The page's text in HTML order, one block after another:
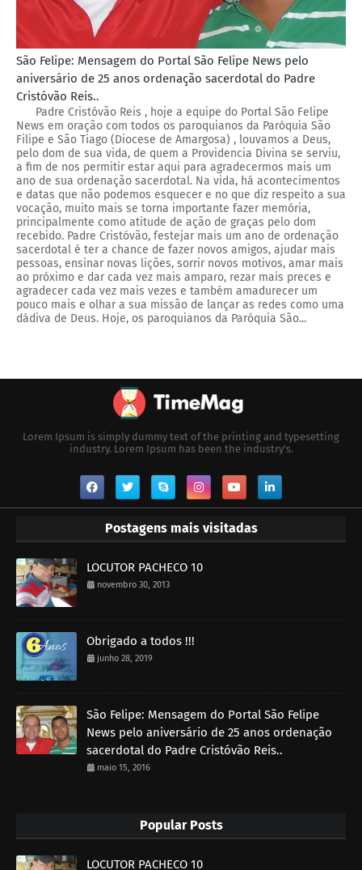
São Felipe: Mensagem do Portal São Felipe News pelo
aniversário de 25 anos ordenação sacerdotal do Padre
Cristóvão Reis..
Padre Cristóvão Reis , hoje a equipe do Portal São Felipe
News em oração com todos os paroquianos da Paróquia São
Filipe e São Tiago (Diocese de Amargosa) , louvamos a Deus,
pelo dom de sua vida, de quem a Providencia Divina se serviu,
a fim de nos permitir estar aqui para agradecermos mais um
ano de sua ordenação sacerdotal. Na vida, há acontecimentos
e datas que não podemos esquecer e no que diz respeito a sua
vocação, muito mais se torna importante fazer memória,
principalmente como atitude de ação de graças pelo dom
recebido. Padre Cristóvão, festejar mais um ano de ordenação
sacerdotal é ter a chance de fazer novos amigos, ajudar mais
pessoas, ensinar novas lições, sorrir novos motivos, amar mais
ao próximo e dar cada vez mais amparo, rezar mais preces e
agradecer cada vez mais vezes e também amadurecer um
pouco mais e olhar a sua missão de lançar as redes como uma
dádiva de Deus. Hoje, os paroquianos da Paróquia São...
Lorem Ipsum is simply dummy text of the printing and typesetting
industry. Lorem Ipsum has been the industry's.
Postagens mais visitadas
LOCUTOR PACHECO 10
novembro 30, 2013
Obrigado a todos !!!
junho 28, 2019
São Felipe: Mensagem do Portal São Felipe
News pelo aniversário de 25 anos ordenação
sacerdotal do Padre Cristóvão Reis..
maio 15, 2016
Popular Posts
LOCUTOR PACHECO 10